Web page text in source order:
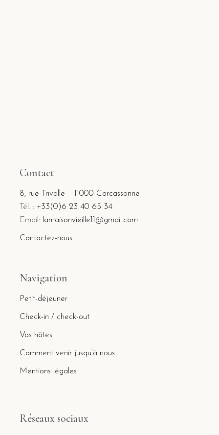
Contact
8, rue Trivalle – 11000 Carcassonne
Tél. : +33(0)6 23 40 65 34
Email: lamaisonvieille11@gmail.com
Contactez-nous
Navigation
Petit-déjeuner
Check-in / check-out
Vos hôtes
Comment venir jusqu’à nous
Mentions légales
Réseaux sociaux